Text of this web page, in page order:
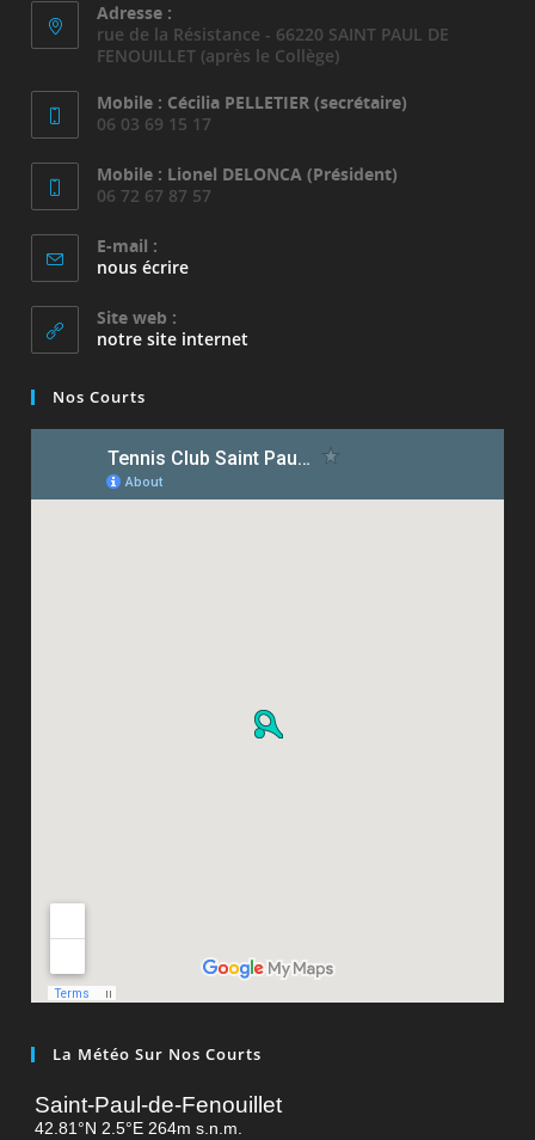
Adresse :
rue de la Résistance - 66220 SAINT PAUL DE
FENOUILLET (après le Collège)
Mobile : Cécilia PELLETIER (secrétaire)
06 03 69 15 17
Mobile : Lionel DELONCA (Président)
06 72 67 87 57
E-mail :
nous écrireS’ouvre
application
Site web :
notre site internet
Nos Courts
La Météo Sur Nos Courts